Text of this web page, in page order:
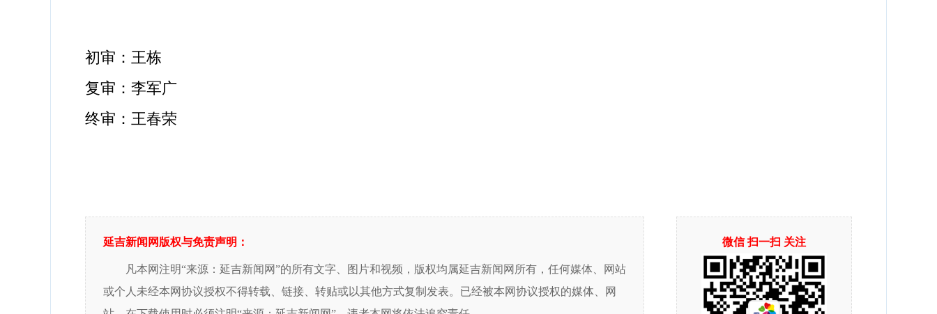
初审：王栋
复审：李军广
终审：王春荣
微信 扫一扫 关注
延吉新闻网版权与免责声明：
凡本网注明“来源：延吉新闻网”的所有文字、图片和视频，版权均属延吉新闻网所有，任何媒体、网站
或个人未经本网协议授权不得转载、链接、转贴或以其他方式复制发表。已经被本网协议授权的媒体、网